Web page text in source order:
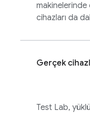
makinelerinde
cihazları da
Gerçek
Test Lab,